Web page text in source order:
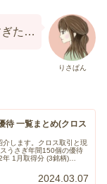
りさぱん
ぎた…
待 一覧まとめ(クロス
します。クロス取引と現
うさぎ年間150個の優待
年 1月取得分 (3銘柄)
2024.03.07